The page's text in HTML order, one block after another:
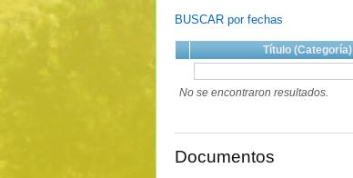
BUSCAR por fechas
Título (Categoría)
No se encontraron resultados.
Documentos